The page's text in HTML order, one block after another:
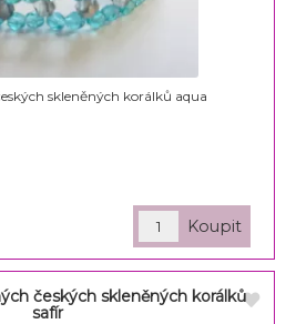
skleněných korálků aqua
českých skleněných korálků
safír